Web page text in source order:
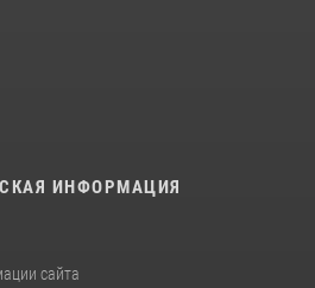
ИНФОРМАЦИЯ
сайта